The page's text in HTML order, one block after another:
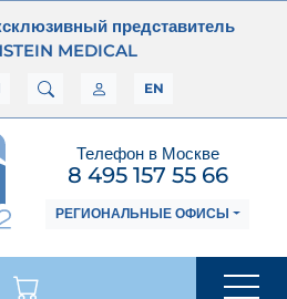
представитель
MEDICAL
EN
Телефон в Москве
8 495 157 55 66
РЕГИОНАЛЬНЫЕ ОФИСЫ